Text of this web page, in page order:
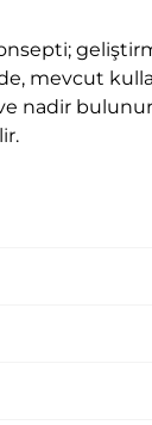
mevcut
nadir